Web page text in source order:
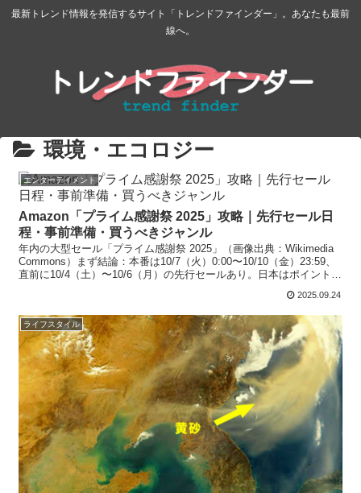
最新トレンド情報を発信するサイト「トレンドファインダー」。あなたも最前
線へ。
環境・エコロジー
エンターテイメント
Amazon「プライム感謝祭 2025」攻略｜先行セール日
程・事前準備・買うべきジャンル
年内の大型セール「プライム感謝祭 2025」（画像出典：Wikimedia
Commons）まず結論：本番は10/7（火）0:00〜10/10（金）23:59、
直前に10/4（土）〜10/6（月）の先行セールあり。日本はポイント還
2025.09.24
ライフスタイル